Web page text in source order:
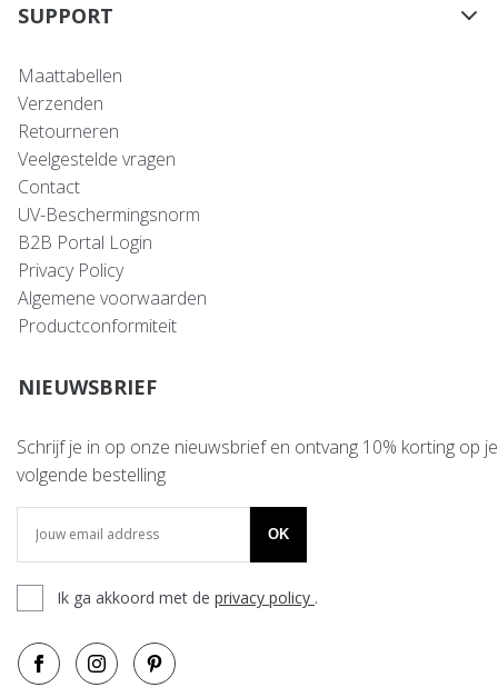
SUPPORT
Maattabellen
Verzenden
Retourneren
Veelgestelde vragen
Contact
UV-Beschermingsnorm
B2B Portal Login
Privacy Policy
Algemene voorwaarden
Productconformiteit
NIEUWSBRIEF
Schrijf je in op onze nieuwsbrief en ontvang 10% korting op je
volgende bestelling
OK
Ik ga akkoord met de privacy policy .